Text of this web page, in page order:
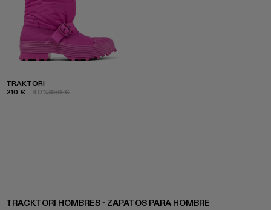
TRAKTORI
210 € -40%350 €
TRACKTORI HOMBRES - ZAPATOS PARA HOMBRE